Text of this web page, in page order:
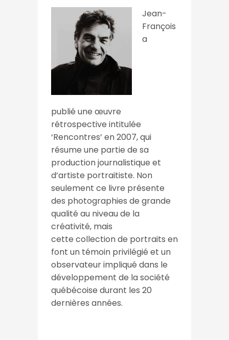
Jean-
François
a
publié une œuvre
rétrospective intitulée
‘Rencontres’ en 2007, qui
résume une partie de sa
production journalistique et
d’artiste portraitiste. Non
seulement ce livre présente
des photographies de grande
qualité au niveau de la
créativité, mais
cette collection de portraits en
font un témoin privilégié et un
observateur impliqué dans le
développement de la société
québécoise durant les 20
dernières années.